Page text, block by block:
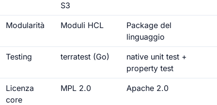
S3
Modularità Moduli HCL
Package del
linguaggio
Testing terratest (Go)
native unit test +
property test
Licenza
core
MPL 2.0 Apache 2.0